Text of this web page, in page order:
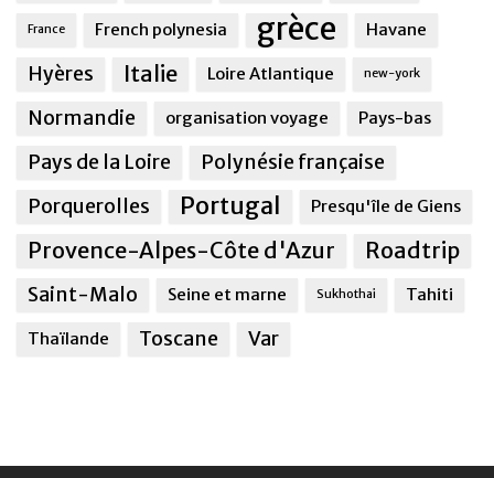
France French polynesia grèce Havane
Hyères Italie Loire Atlantique new-york
Normandie organisation voyage Pays-bas
Pays de la Loire
Polynésie française
Porquerolles
Portugal Presqu'île de Giens
Provence-Alpes-Côte d'Azur Roadtrip
Saint-Malo Seine et marne Sukhothai Tahiti
Thaïlande Toscane Var